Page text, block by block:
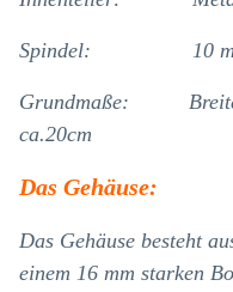
Spindel: 10
Grundmaße:
ca.20cm
Das Gehäuse:
Das Gehäuse besteht
einem 16 mm starken